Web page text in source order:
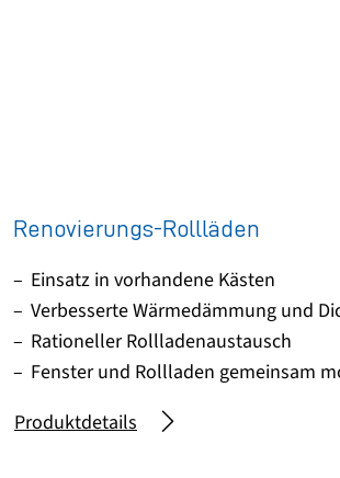
Renovierungs-Rollläden
Einsatz in vorhandene Kästen
Verbesserte Wärmedämmung und
Rationeller Rollladenaustausch
Fenster und Rollladen gemeinsam
Produktdetails